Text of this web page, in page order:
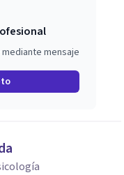
mensaje